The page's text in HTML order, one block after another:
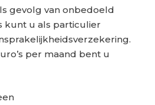
gevolg van onbedoeld
kunt u als particulier
per maand bent u